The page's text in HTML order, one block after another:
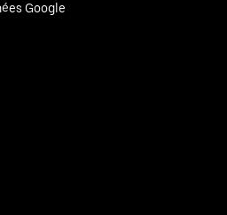
Google